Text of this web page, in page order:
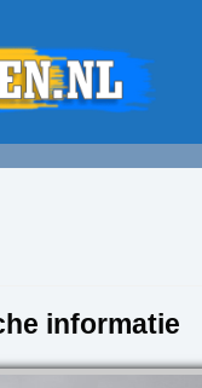
informatie